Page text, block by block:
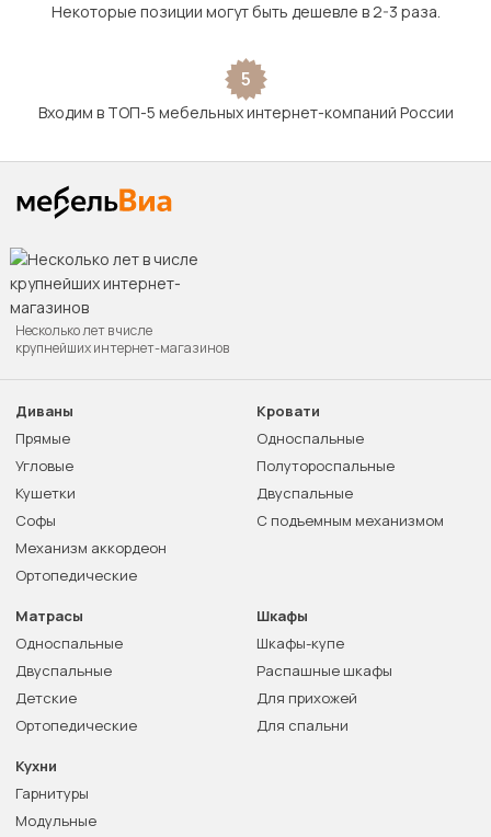
Некоторые позиции могут быть дешевле в 2-3 раза.
5
Входим в ТОП-5 мебельных интернет-компаний России
Несколько лет в числе
крупнейших интернет-магазинов
Диваны
Прямые
Угловые
Кушетки
Софы
Механизм аккордеон
Ортопедические
Кровати
Односпальные
Полутороспальные
Двуспальные
С подъемным механизмом
Матрасы
Односпальные
Двуспальные
Детские
Ортопедические
Шкафы
Шкафы-купе
Распашные шкафы
Для прихожей
Для спальни
Кухни
Гарнитуры
Модульные